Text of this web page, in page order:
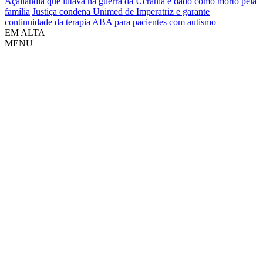
família Justiça condena Unimed de Imperatriz e garante
continuidade da terapia ABA para pacientes com autismo
EM ALTA
MENU